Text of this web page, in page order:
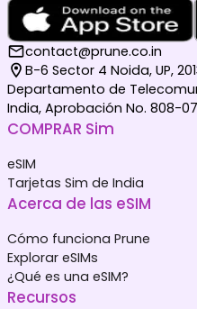
contact@prune.co.in
B-6 Sector 4 Noida, UP,
Departamento de
India, Aprobación No. 808-
COMPRAR Sim
eSIM
Tarjetas Sim de India
Acerca de las eSIM
Cómo funciona Prune
Explorar eSIMs
¿Qué es una eSIM?
Recursos